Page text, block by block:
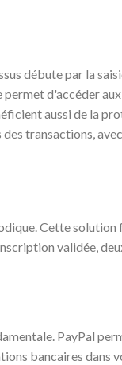
débute par la
d'accéder
aussi de la
transactions,
Cette
validée,
PayPal
bancaires dans